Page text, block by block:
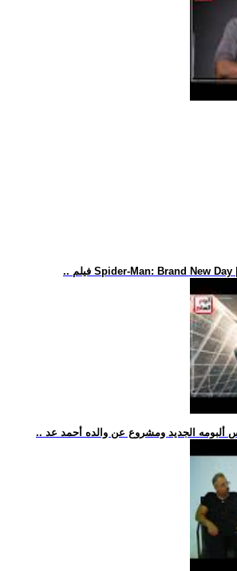
ألبومه الجديد ومشروع عن والده أحمد عد